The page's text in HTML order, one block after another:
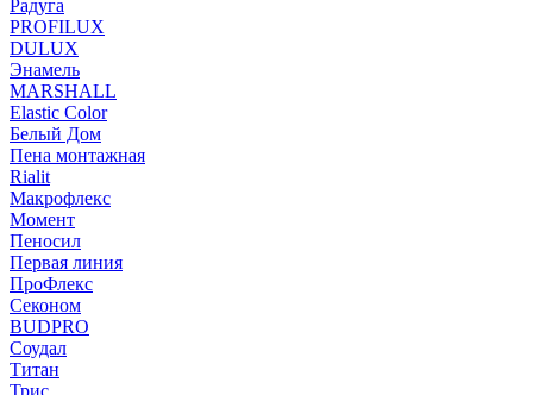
Радуга
PROFILUX
DULUX
Энамель
MARSHALL
Elastic Color
Белый Дом
Пена монтажная
Rialit
Макрофлекс
Момент
Пеносил
Первая линия
ПроФлекс
Секоном
BUDPRO
Соудал
Титан
Трис